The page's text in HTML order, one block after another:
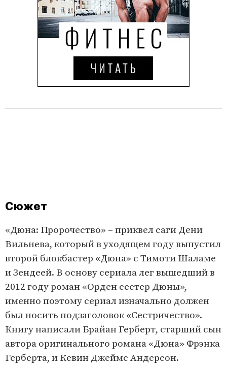
Сюжет
«Дюна: Пророчество» – приквел саги Дени
Вильнева, который в уходящем году выпустил
второй блокбастер «Дюна» с Тимоти Шаламе
и Зендеей. В основу сериала лег вышедший в
2012 году роман «Орден сестер Дюны»,
именно поэтому сериал изначально должен
был носить подзаголовок «Сестричество».
Книгу написали Брайан Герберт, старший сын
автора оригинального романа «Дюна» Фрэнка
Герберта, и Кевин Джеймс Андерсон.